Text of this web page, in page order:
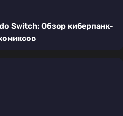
Switch: Обзор киберпанк-